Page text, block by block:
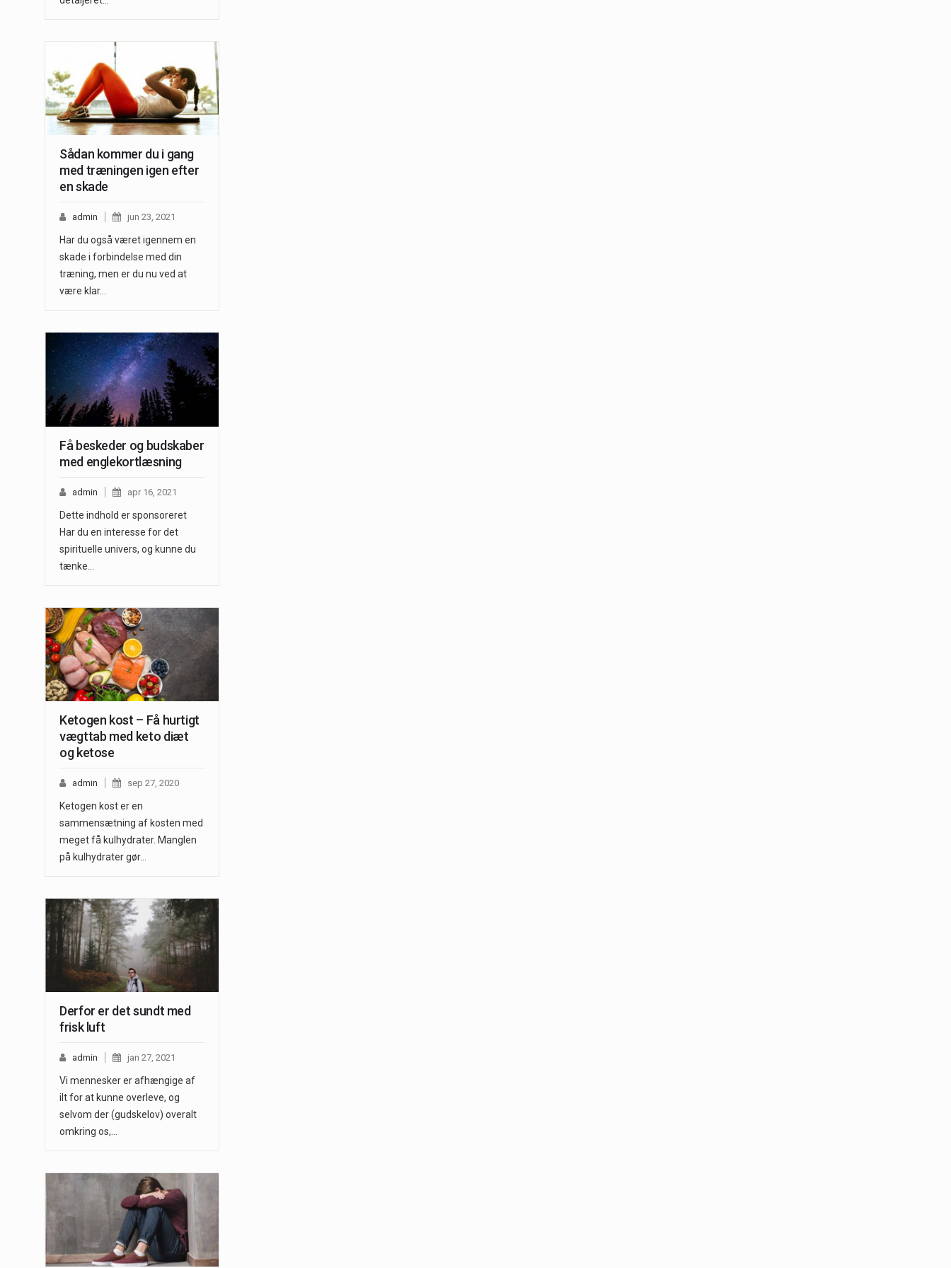
Sådan kommer du i gang
med træningen igen efter
en skade
admin jun 23, 2021
Har du også været igennem en
skade i forbindelse med din
træning, men er du nu ved at
være klar…
Få beskeder og budskaber
med englekortlæsning
admin apr 16, 2021
Dette indhold er sponsoreret
Har du en interesse for det
spirituelle univers, og kunne du
tænke…
Ketogen kost – Få hurtigt
vægttab med keto diæt
og ketose
admin sep 27, 2020
Ketogen kost er en
sammensætning af kosten med
meget få kulhydrater. Manglen
på kulhydrater gør…
Derfor er det sundt med
frisk luft
admin jan 27, 2021
Vi mennesker er afhængige af
ilt for at kunne overleve, og
selvom der (gudskelov) overalt
omkring os,…